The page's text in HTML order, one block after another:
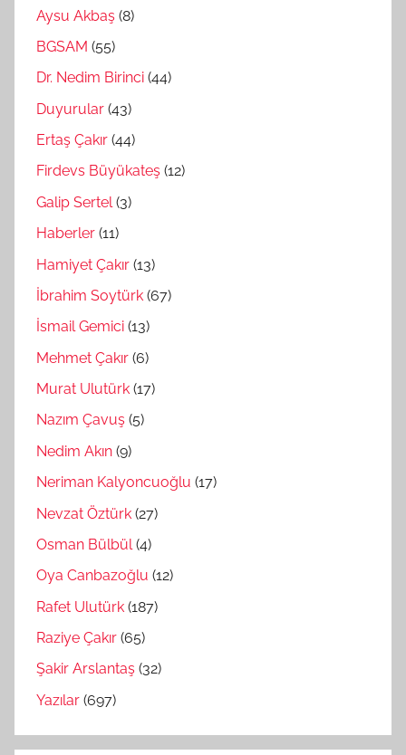
Aysu Akbaş (8)
BGSAM (55)
Dr. Nedim Birinci (44)
Duyurular (43)
Ertaş Çakır (44)
Firdevs Büyükateş (12)
Galip Sertel(3)
Haberler (11)
Hamiyet Çakır (13)
İbrahim Soytürk (67)
İsmail Gemici (13)
Mehmet Çakır (6)
Murat Ulutürk (17)
Nazım Çavuş (5)
Nedim Akın (9)
Neriman Kalyoncuoğlu (17)
Nevzat Öztürk (27)
Osman Bülbül(4)
Oya Canbazoğlu (12)
Rafet Ulutürk (187)
Raziye Çakır (65)
Şakir Arslantaş (32)
Yazılar (697)